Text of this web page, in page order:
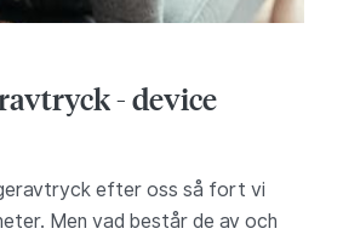
- device
efter oss så fort vi
Men vad består de av och